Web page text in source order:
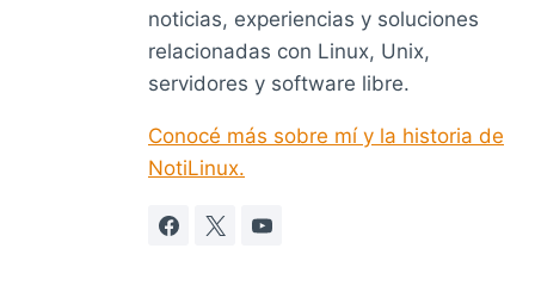
noticias, experiencias y soluciones
relacionadas con Linux, Unix,
servidores y software libre.
Conocé más sobre mí y la historia de
NotiLinux.